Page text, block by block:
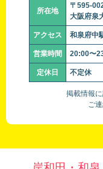
所在地
〒595-
大阪府泉
アクセス 和泉府中
営業時間 20:00〜
定休日 不定休
掲載情報
ご